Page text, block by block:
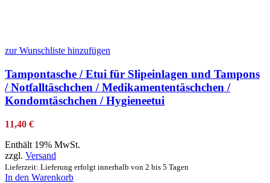
zur Wunschliste hinzufügen
Tampontasche / Etui für Slipeinlagen und Tampons
/ Notfalltäschchen / Medikamententäschchen /
Kondomtäschchen / Hygieneetui
11,40 €
Enthält 19% MwSt.
zzgl. Versand
Lieferzeit: Lieferung erfolgt innerhalb von 2 bis 5 Tagen
In den Warenkorb